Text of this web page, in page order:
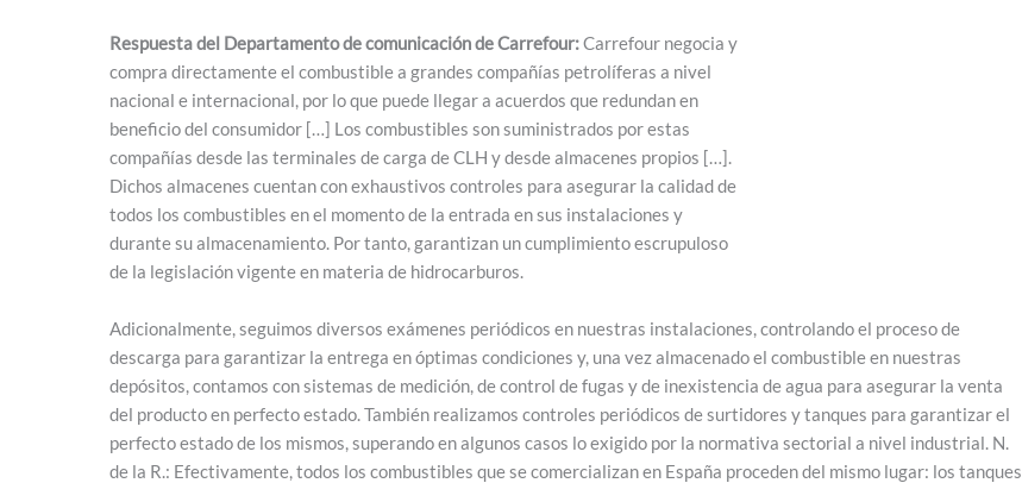
Respuesta del Departamento de comunicación de Carrefour:Carrefour negocia y
compra directamente el combustible a grandes compañías petrolíferas a nivel
nacional e internacional, por lo que puede llegar a acuerdos que redundan en
beneficio del consumidor […] Los combustibles son suministrados por estas
compañías desde las terminales de carga de CLH y desde almacenes propios […].
Dichos almacenes cuentan con exhaustivos controles para asegurar la calidad de
todos los combustibles en el momento de la entrada en sus instalaciones y
durante su almacenamiento. Por tanto, garantizan un cumplimiento escrupuloso
de la legislación vigente en materia de hidrocarburos.
Adicionalmente, seguimos diversos exámenes periódicos en nuestras instalaciones, controlando el proceso de
descarga para garantizar la entrega en óptimas condiciones y, una vez almacenado el combustible en nuestras
depósitos, contamos con sistemas de medición, de control de fugas y de inexistencia de agua para asegurar la venta
del producto en perfecto estado. También realizamos controles periódicos de surtidores y tanques para garantizar el
perfecto estado de los mismos, superando en algunos casos lo exigido por la normativa sectorial a nivel industrial. N.
de la R.: Efectivamente, todos los combustibles que se comercializan en España proceden del mismo lugar: los tanques